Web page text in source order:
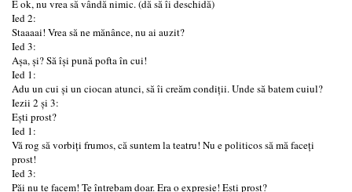
E ok, nu vrea să vândă nimic. (dă să îi deschidă)
Ied 2:
Staaaai! Vrea să ne mănânce, nu ai auzit?
Ied 3:
Așa, și? Să își pună pofta în cui!
Ied 1:
Adu un cui și un ciocan atunci, să îi creăm condiții. Unde să batem cuiul?
Iezii 2 și 3:
Ești prost?
Ied 1:
Vă rog să vorbiți frumos, că suntem la teatru! Nu e politicos să mă faceți
prost!
Ied 3:
Păi nu te facem! Te întrebam doar. Era o expresie! Ești prost?